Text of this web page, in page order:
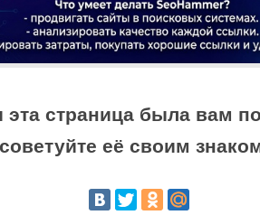
эта страница была вам
её своим